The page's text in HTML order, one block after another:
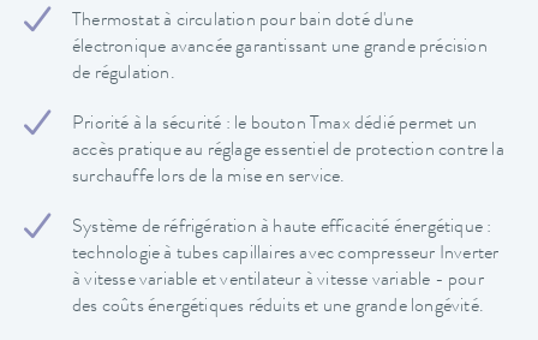
Thermostat à circulation pour bain doté d'une
électronique avancée garantissant une grande précision
de régulation.
Priorité à la sécurité : le bouton Tmax dédié permet un
accès pratique au réglage essentiel de protection contre la
surchauffe lors de la mise en service.
Système de réfrigération à haute efficacité énergétique :
technologie à tubes capillaires avec compresseur Inverter
à vitesse variable et ventilateur à vitesse variable - pour
des coûts énergétiques réduits et une grande longévité.